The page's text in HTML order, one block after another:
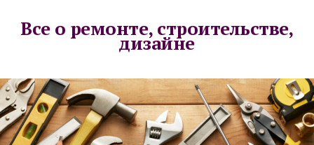
Все о ремонте, строительстве,
дизайне